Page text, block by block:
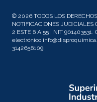
© 2026 TODOS LOS
NOTIFICACIONES
2 ESTE 6 A 55 | NIT
electrónico
3142656109.